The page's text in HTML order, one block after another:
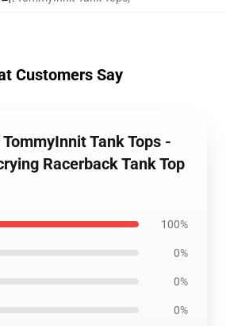
Customers Say
Tank Tops -
Racerback Tank Top
100%
0%
0%
0%